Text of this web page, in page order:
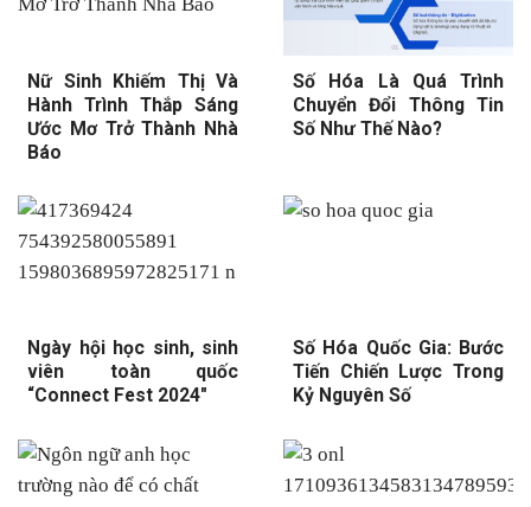
Nữ Sinh Khiếm Thị Và
Hành Trình Thắp Sáng
Ước Mơ Trở Thành Nhà
Báo
Số Hóa Là Quá Trình
Chuyển Đổi Thông Tin
Số Như Thế Nào?
Ngày hội học sinh, sinh
viên toàn quốc
“Connect Fest 2024″
Số Hóa Quốc Gia: Bước
Tiến Chiến Lược Trong
Kỷ Nguyên Số